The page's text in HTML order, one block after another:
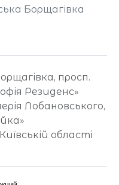
Борщагівка
просп.
Резиденс»
Лобановського,
області